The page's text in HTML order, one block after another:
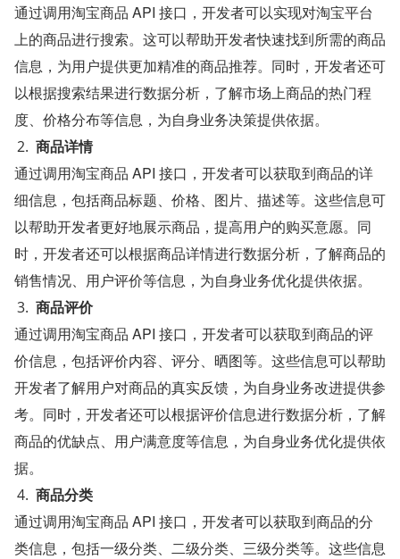
通过调用淘宝商品 API 接口，开发者可以实现对淘宝平台
上的商品进行搜索。这可以帮助开发者快速找到所需的商品
信息，为用户提供更加精准的商品推荐。同时，开发者还可
以根据搜索结果进行数据分析，了解市场上商品的热门程
度、价格分布等信息，为自身业务决策提供依据。
商品详情
通过调用淘宝商品 API 接口，开发者可以获取到商品的详
细信息，包括商品标题、价格、图片、描述等。这些信息可
以帮助开发者更好地展示商品，提高用户的购买意愿。同
时，开发者还可以根据商品详情进行数据分析，了解商品的
销售情况、用户评价等信息，为自身业务优化提供依据。
商品评价
通过调用淘宝商品 API 接口，开发者可以获取到商品的评
价信息，包括评价内容、评分、晒图等。这些信息可以帮助
开发者了解用户对商品的真实反馈，为自身业务改进提供参
考。同时，开发者还可以根据评价信息进行数据分析，了解
商品的优缺点、用户满意度等信息，为自身业务优化提供依
据。
商品分类
通过调用淘宝商品 API 接口，开发者可以获取到商品的分
类信息，包括一级分类、二级分类、三级分类等。这些信息